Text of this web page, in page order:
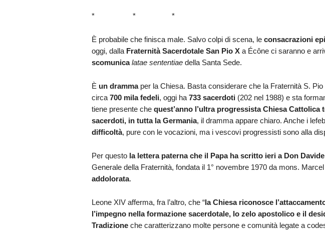
* * *
È probabile che finisca male. Salvo colpi di scena, le consacrazioni
oggi, dalla Fraternità Sacerdotale San Pio Xa Écône ci saranno e
scomunica latae sententiaedella Santa Sede.
È un drammaper la Chiesa. Basta considerare che la Fraternità S.
circa 700 mila fedeli, oggi ha 733 sacerdoti(202 nel 1988) e sta
tiene presente che quest’anno l’ultra progressista Chiesa Cattolica
sacerdoti, in tutta la Germania, il dramma appare chiaro. Anche i
difficoltà, pure con le vocazioni, ma i vescovi progressisti sono alla
Per questo la lettera paterna che il Papa ha scritto ieri a Don
Generale della Fraternità, fondata il 1° novembre 1970 da mons.
addolorata.
Leone XIV afferma, fra l’altro, che “la Chiesa riconosce
l’impegno nella formazione sacerdotale, lo zelo apostolico e il
Tradizioneche caratterizzano molte persone e comunità legate a